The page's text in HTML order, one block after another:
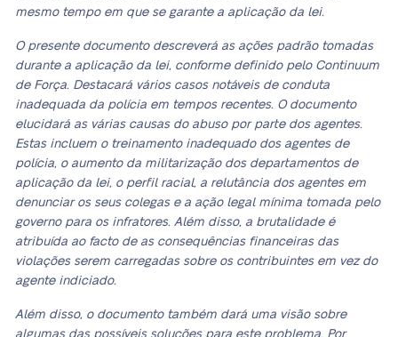
mesmo tempo em que se garante a aplicação da lei.
O presente documento descreverá as ações padrão tomadas
durante a aplicação da lei, conforme definido pelo Continuum
de Força. Destacará vários casos notáveis de conduta
inadequada da polícia em tempos recentes. O documento
elucidará as várias causas do abuso por parte dos agentes.
Estas incluem o treinamento inadequado dos agentes de
polícia, o aumento da militarização dos departamentos de
aplicação da lei, o perfil racial, a relutância dos agentes em
denunciar os seus colegas e a ação legal mínima tomada pelo
governo para os infratores. Além disso, a brutalidade é
atribuída ao facto de as consequências financeiras das
violações serem carregadas sobre os contribuintes em vez do
agente indiciado.
Além disso, o documento também dará uma visão sobre
algumas das possíveis soluções para este problema. Por